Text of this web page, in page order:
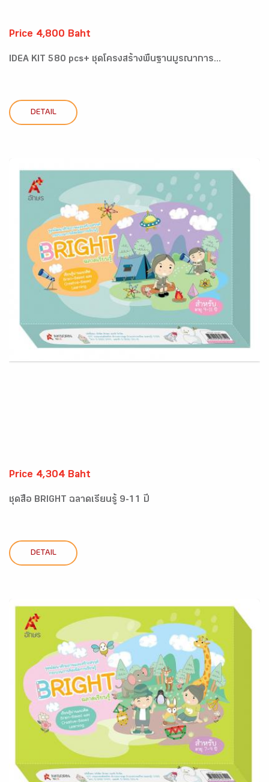
Price 4,800 Baht
IDEA KIT 580 pcs+ ชุดโครงสร้างพื้นฐานบูรณาการ...
DETAIL
Price 4,304 Baht
ชุดสื่อ BRIGHT ฉลาดเรียนรู้ 9-11 ปี
DETAIL